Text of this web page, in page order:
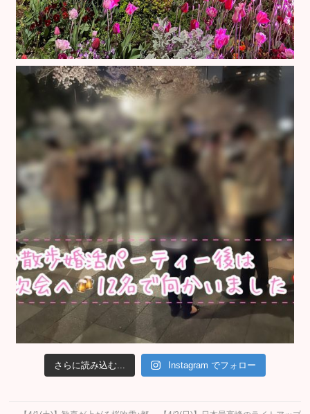
さらに読み込む... Instagram でフォロー